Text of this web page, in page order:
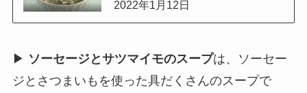
2022年1月12日
▶ ソーセージとサツマイモのスープは、ソーセー
ジとさつまいもを使った具だくさんのスープで